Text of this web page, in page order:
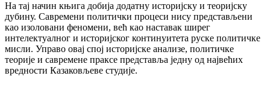
На тај начин књига добија додатну историјску и теоријску
дубину. Савремени политички процеси нису представљени
као изоловани феномени, већ као наставак ширег
интелектуалног и историјског континуитета руске политичке
мисли. Управо овај спој историјске анализе, политичке
теорије и савремене праксе представља једну од највећих
вредности Казаковљеве студије.